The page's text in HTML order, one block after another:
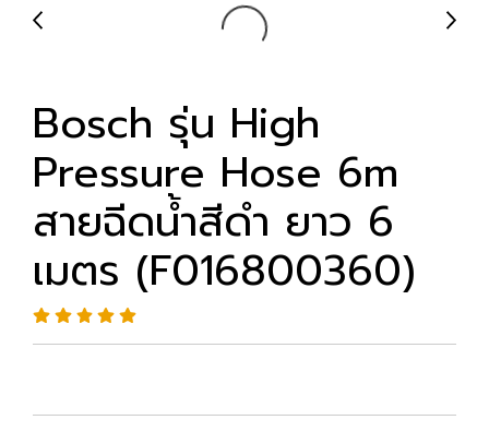
Bosch รุ่น High
Pressure Hose 6m
สายฉีดน้ำสีดำ ยาว 6
เมตร (F016800360)